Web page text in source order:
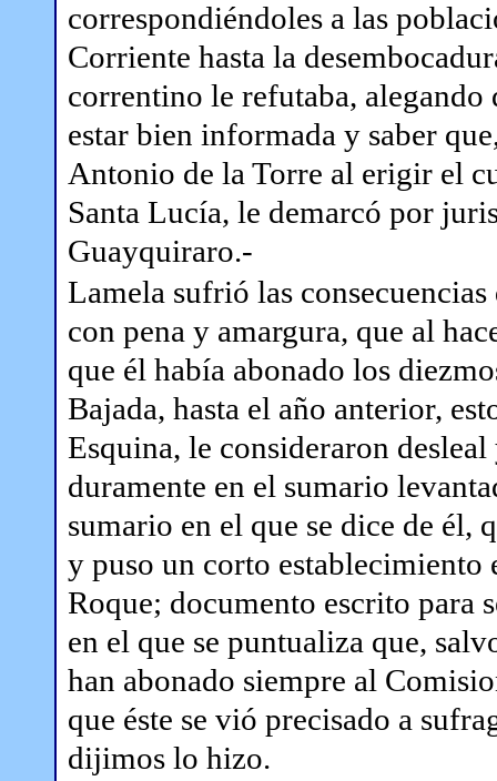
correspondiéndoles a las
Corriente hasta la
correntino le refutaba, alegando
estar bien informada y saber
Antonio de la Torre al erigir el
Santa Lucía, le demarcó por
Guayquiraro.-
Lamela sufrió las
con pena y amargura, que al
que él había abonado los
Bajada, hasta el año anterior,
Esquina, le consideraron
duramente en el sumario
sumario en el que se dice de él,
y puso un corto establecimiento
Roque; documento escrito para
en el que se puntualiza que,
han abonado siempre al
que éste se vió precisado a
dijimos lo hizo.